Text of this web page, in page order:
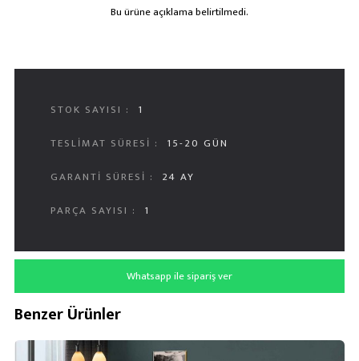
Bu ürüne açıklama belirtilmedi.
STOK SAYISI :
1
TESLIMAT SÜRESI :
15-20 GÜN
GARANTI SÜRESI :
24 AY
PARÇA SAYISI :
1
Whatsapp ile sipariş ver
Benzer Ürünler